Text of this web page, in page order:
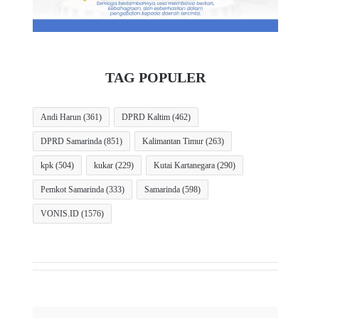
TAG POPULER
Andi Harun (361) DPRD Kaltim (462)
DPRD Samarinda (851) Kalimantan Timur (263)
kpk (504) kukar (229) Kutai Kartanegara (290)
Pemkot Samarinda (333) Samarinda (598)
VONIS.ID (1576)